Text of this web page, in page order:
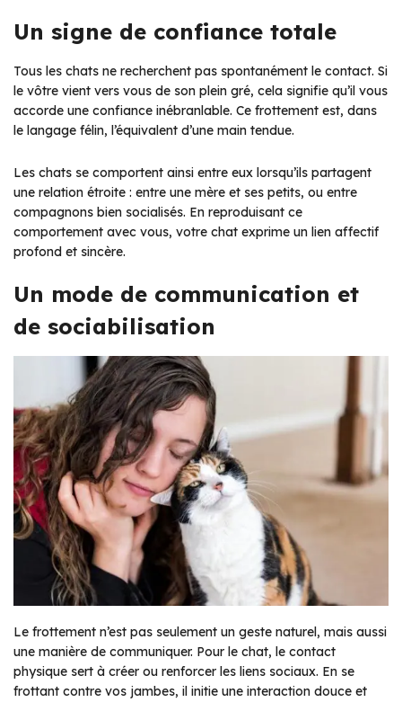
Un signe de confiance totale
Tous les chats ne recherchent pas spontanément le contact. Si
le vôtre vient vers vous de son plein gré, cela signifie qu’il vous
accorde une confiance inébranlable. Ce frottement est, dans
le langage félin, l’équivalent d’une main tendue.
Les chats se comportent ainsi entre eux lorsqu’ils partagent
une relation étroite : entre une mère et ses petits, ou entre
compagnons bien socialisés. En reproduisant ce
comportement avec vous, votre chat exprime un lien affectif
profond et sincère.
Un mode de communication et
de sociabilisation
Le frottement n’est pas seulement un geste naturel, mais aussi
une manière de communiquer. Pour le chat, le contact
physique sert à créer ou renforcer les liens sociaux. En se
frottant contre vos jambes, il initie une interaction douce et